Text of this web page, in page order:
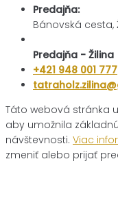
Predajňa:
Bánovská cesta,
Predajňa - Žilina
+421 948 001 777
Táto webová stránka
aby umožnila
návštevnosti. Viac
zmeniť alebo prijať